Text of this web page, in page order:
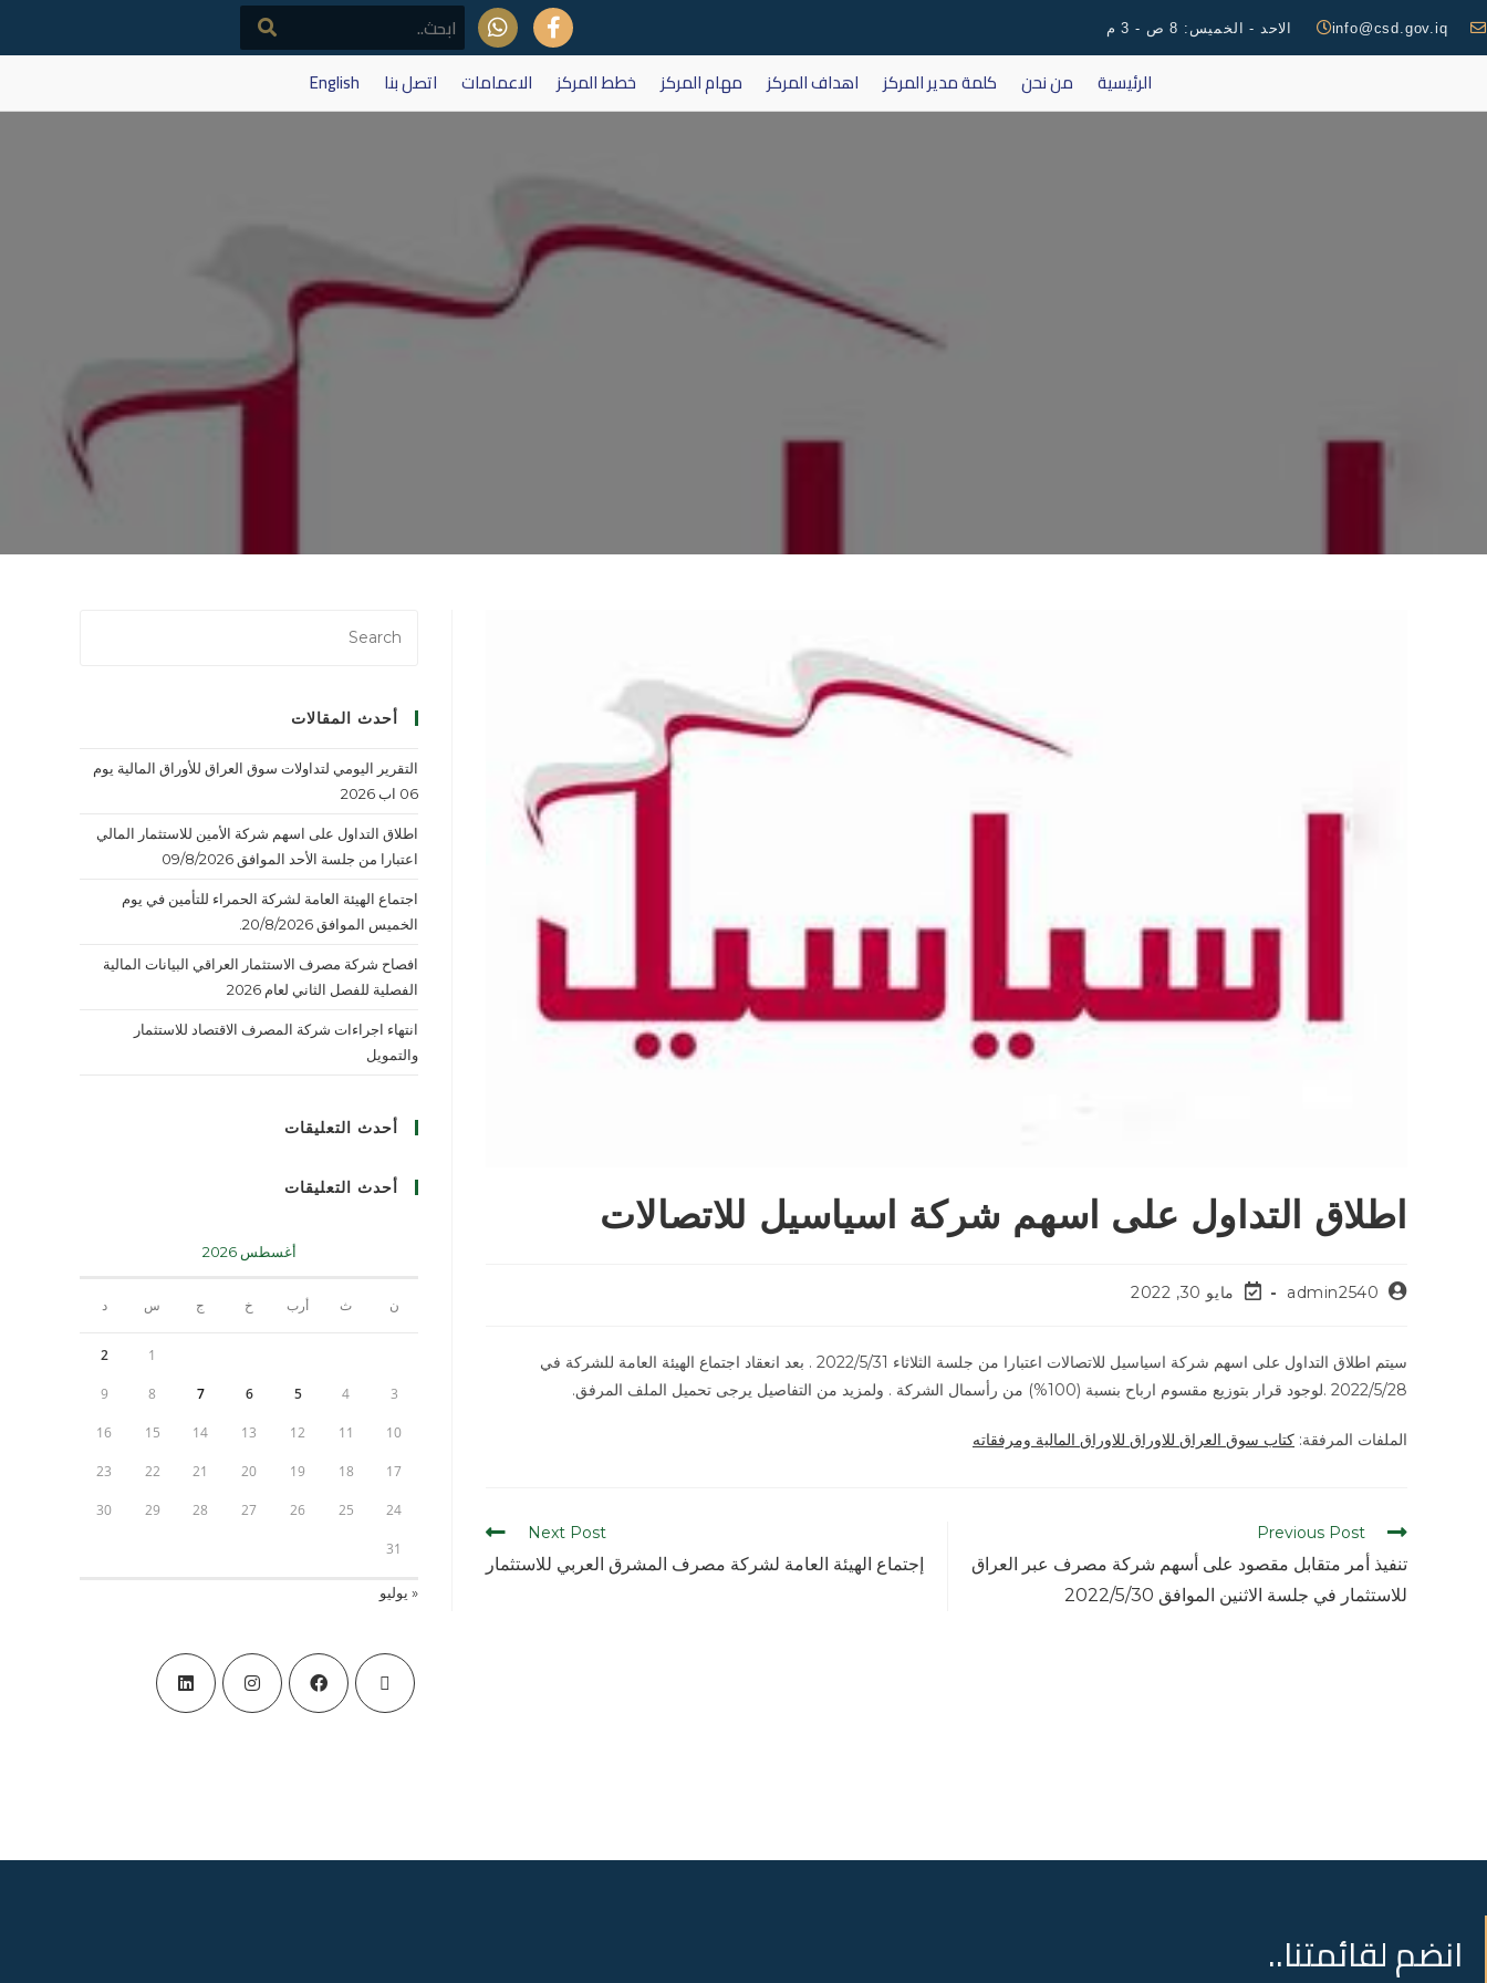
info@csd.gov.iq الاحد - الخميس: 8 ص - 3 م
الرئيسية من نحن كلمة مدير المركز اهداف المركز مهام المركز خطط المركز الاعمامات اتصل بنا English
اطلاق التداول على اسهم شركة اسياسيل للاتصالات
اطلاق التداول على اسهم شركة اسياسيل للاتصالات
admin2540 مايو 30, 2022
سيتم اطلاق التداول على اسهم شركة اسياسيل للاتصالات اعتبارا من جلسة الثلاثاء 2022/5/31 . بعد انعقاد اجتماع الهيئة العامة للشركة في
2022/5/28 .لوجود قرار بتوزيع مقسوم ارباح بنسبة (100%) من رأسمال الشركة . ولمزيد من التفاصيل يرجى تحميل الملف المرفق.
الملفات المرفقة: كتاب سوق العراق للاوراق للاوراق المالية ومرفقاته
Previous Post
تنفيذ أمر متقابل مقصود على أسهم شركة مصرف عبر العراق
للاستثمار في جلسة الاثنين الموافق 2022/5/30
Next Post
إجتماع الهيئة العامة لشركة مصرف المشرق العربي للاستثمار
أحدث المقالات
التقرير اليومي لتداولات سوق العراق للأوراق المالية يوم
06 اب 2026
اطلاق التداول على اسهم شركة الأمين للاستثمار المالي
اعتبارا من جلسة الأحد الموافق 09/8/2026
اجتماع الهيئة العامة لشركة الحمراء للتأمين في يوم
الخميس الموافق 20/8/2026.
افصاح شركة مصرف الاستثمار العراقي البيانات المالية
الفصلية للفصل الثاني لعام 2026
انتهاء اجراءات شركة المصرف الاقتصاد للاستثمار
والتمويل
أحدث التعليقات
أحدث التعليقات
أغسطس 2026
ن ث أرب خ ج س د
1
2
3
4
5
6
7
8
9
10
11
12
13
14
15
16
17
18
19
20
21
22
23
24
25
26
27
28
29
30
31
« يوليو
انضم لقائمتنا..